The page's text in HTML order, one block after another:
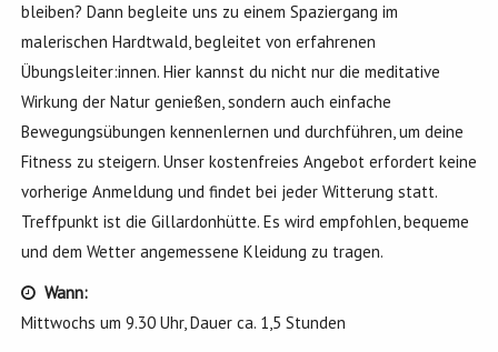
bleiben? Dann begleite uns zu einem Spaziergang im
malerischen Hardtwald, begleitet von erfahrenen
Übungsleiter:innen. Hier kannst du nicht nur die meditative
Wirkung der Natur genießen, sondern auch einfache
Bewegungsübungen kennenlernen und durchführen, um deine
Fitness zu steigern. Unser kostenfreies Angebot erfordert keine
vorherige Anmeldung und findet bei jeder Witterung statt.
Treffpunkt ist die Gillardonhütte. Es wird empfohlen, bequeme
und dem Wetter angemessene Kleidung zu tragen.
Wann:
Mittwochs um 9.30 Uhr, Dauer ca. 1,5 Stunden